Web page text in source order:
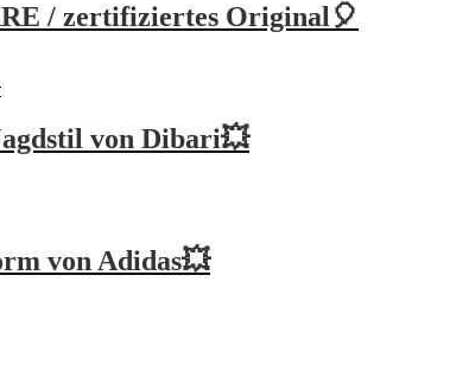
/ zertifiziertes Original🎈
von Dibari💥
von Adidas💥